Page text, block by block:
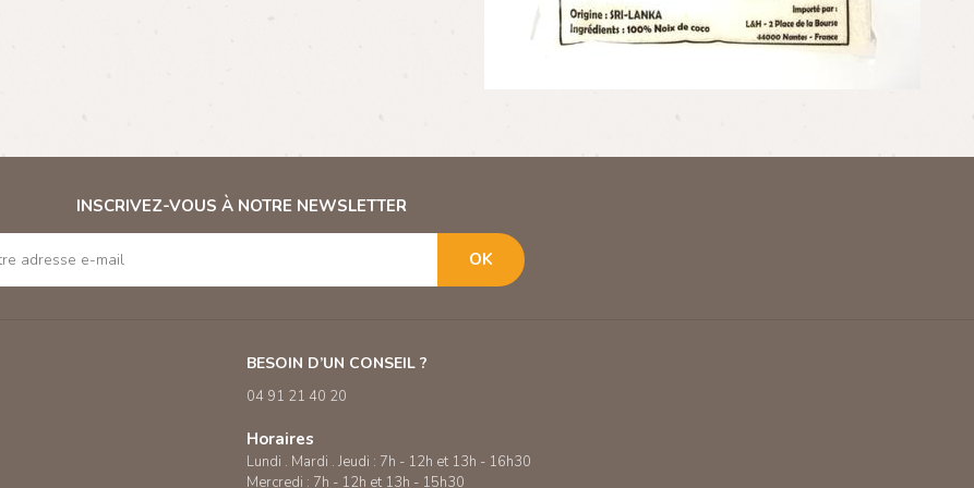
INSCRIVEZ-VOUS À NOTRE NEWSLETTER
OK
BESOIN D’UN CONSEIL ?
04 91 21 40 20
Horaires
Lundi . Mardi . Jeudi : 7h - 12h et 13h - 16h30
Mercredi : 7h - 12h et 13h - 15h30